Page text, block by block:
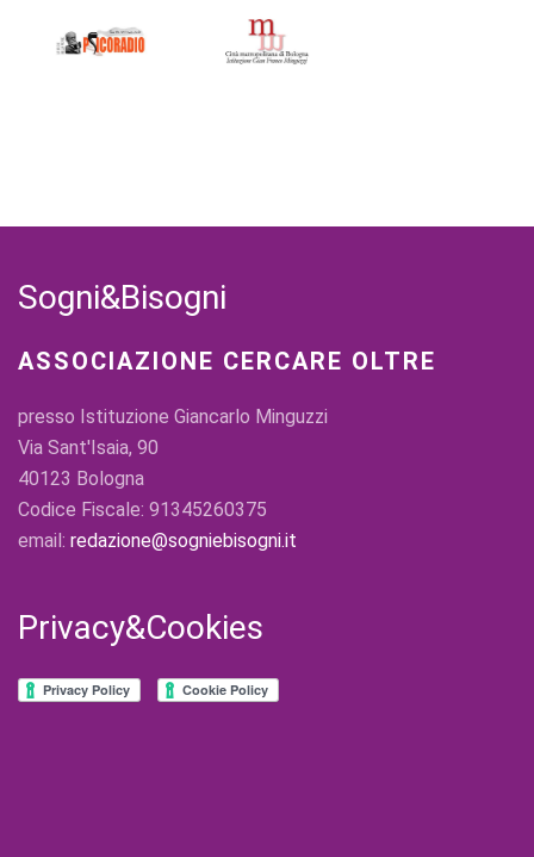
Sogni&Bisogni
ASSOCIAZIONE CERCARE OLTRE
presso Istituzione Giancarlo Minguzzi
Via Sant'Isaia, 90
40123 Bologna
Codice Fiscale: 91345260375
email: redazione@sogniebisogni.it
Privacy&Cookies